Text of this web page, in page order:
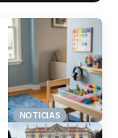
NOTICIAS